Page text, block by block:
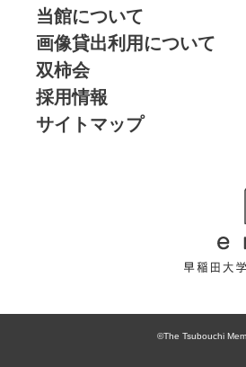
当館について
画像貸出利用について
双柿会
採用情報
サイトマップ
大
念
©The Tsubouchi